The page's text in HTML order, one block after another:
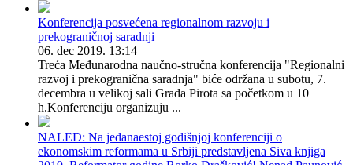
Konferencija posvećena regionalnom razvoju i
prekograničnoj saradnji
06. dec 2019. 13:14
Treća Međunarodna naučno-stručna konferencija "Regionalni
razvoj i prekogranična saradnja" biće održana u subotu, 7.
decembra u velikoj sali Grada Pirota sa početkom u 10
h.Konferenciju organizuju ...
NALED: Na jedanaestoj godišnjoj konferenciji o
ekonomskim reformama u Srbiji predstavljena Siva knjiga